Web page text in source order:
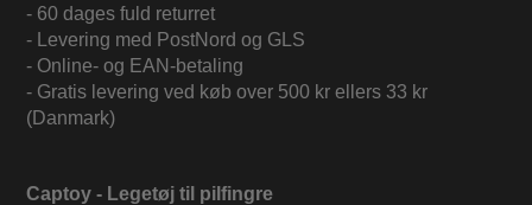
- 60 dages fuld returret
- Levering med PostNord og GLS
- Online- og EAN-betaling
- Gratis levering ved køb over 500 kr ellers 33 kr
(Danmark)
Captoy - Legetøj til pilfingre